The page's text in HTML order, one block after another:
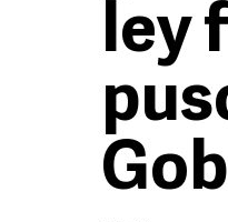
ley